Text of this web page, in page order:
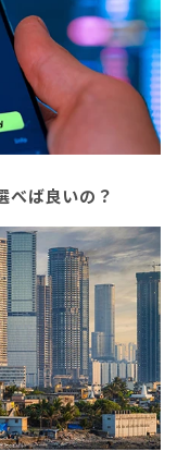
べば良いの？